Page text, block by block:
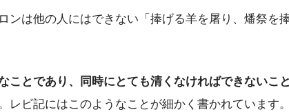
は他の人にはできない「捧げる羊を屠り、燔祭を
とであり、同時にとても清くなければできないこと
ビ記にはこのようなことが細かく書かれています。